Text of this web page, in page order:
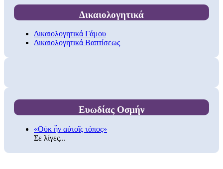
Δικαιολογητικά
Δικαιολογητικά Γάμου
Δικαιολογητικά Βαπτίσεως
Ευωδίας Οσμήν
«Οὐκ ἦν αὐτοῖς τόπος»
Σε λίγες...